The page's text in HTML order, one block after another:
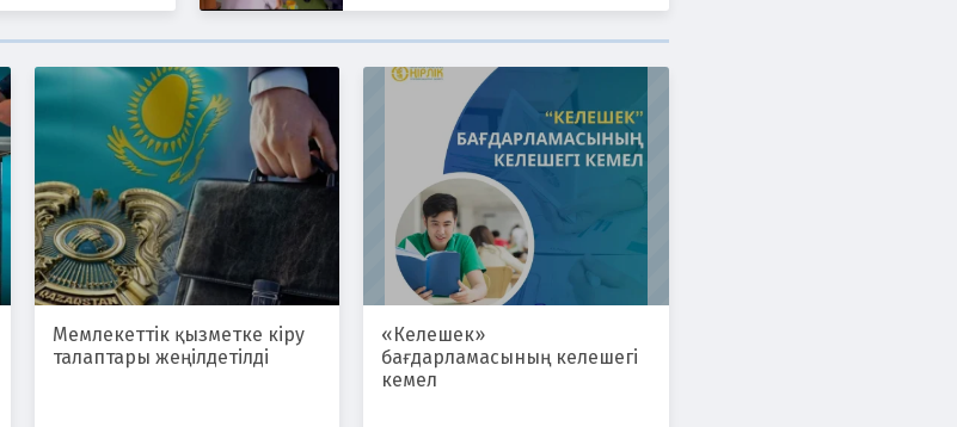
Мемлекеттік қызметке кіру
талаптары жеңілдетілді
«Келешек»
бағдарламасының келешегі
кемел